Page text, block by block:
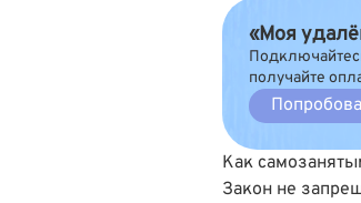
«Моя
получайте
Как
Закон не